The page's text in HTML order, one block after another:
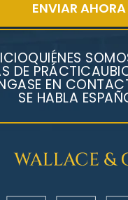
QUIÉNES
DE PRÁCTICA
EN
SE HABLA